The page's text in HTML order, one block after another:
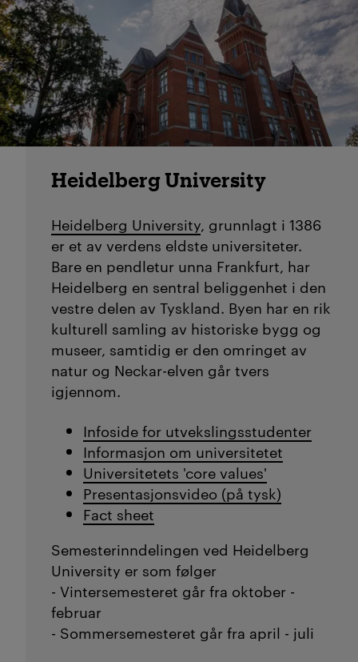
Heidelberg University
Heidelberg University, grunnlagt i 1386
er et av verdens eldste universiteter.
Bare en pendletur unna Frankfurt, har
Heidelberg en sentral beliggenhet i den
vestre delen av Tyskland. Byen har en rik
kulturell samling av historiske bygg og
museer, samtidig er den omringet av
natur og Neckar-elven går tvers
igjennom.
Infoside for utvekslingsstudenter
Informasjon om universitetet
Universitetets 'core values'
Presentasjonsvideo (på tysk)
Fact sheet
Semesterinndelingen ved Heidelberg
University er som følger
- Vintersemesteret går fra oktober -
februar
- Sommersemesteret går fra april - juli